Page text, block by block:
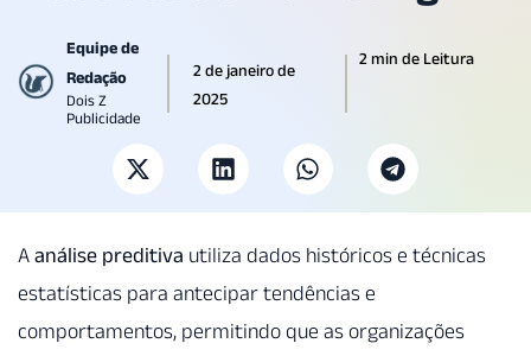
Equipe de
Redação
Dois Z
Publicidade
2 de janeiro de
2025
2 min de Leitura
A análise preditiva utiliza dados históricos e técnicas
estatísticas para antecipar tendências e
comportamentos, permitindo que as organizações